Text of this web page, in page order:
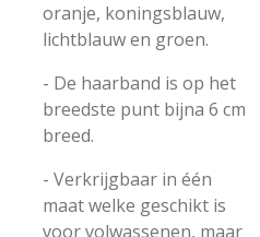
oranje, koningsblauw,
lichtblauw en groen.
- De haarband is op het
breedste punt bijna 6 cm
breed.
- Verkrijgbaar in één
maat welke geschikt is
voor volwassenen, maar